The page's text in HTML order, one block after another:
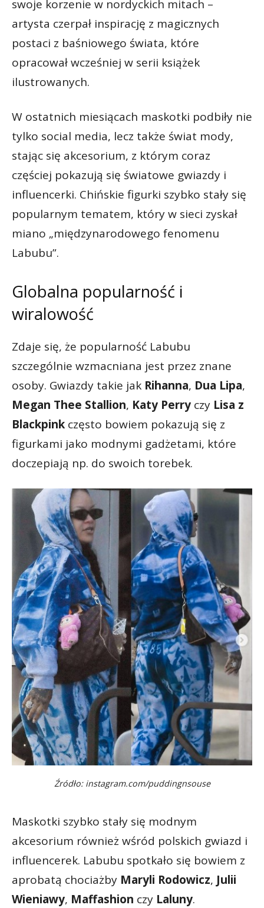
swoje korzenie w nordyckich mitach –
artysta czerpał inspirację z magicznych
postaci z baśniowego świata, które
opracował wcześniej w serii książek
ilustrowanych.
W ostatnich miesiącach maskotki podbiły nie
tylko social media, lecz także świat mody,
stając się akcesorium, z którym coraz
częściej pokazują się światowe gwiazdy i
influencerki. Chińskie figurki szybko stały się
popularnym tematem, który w sieci zyskał
miano „międzynarodowego fenomenu
Labubu”.
Globalna popularność i
wiralowość
Zdaje się, że popularność Labubu
szczególnie wzmacniana jest przez znane
osoby. Gwiazdy takie jak Rihanna, Dua Lipa,
Megan Thee Stallion, Katy Perry czy Lisa z
Blackpink często bowiem pokazują się z
figurkami jako modnymi gadżetami, które
doczepiają np. do swoich torebek.
Źródło: instagram.com/puddingnsouse
Maskotki szybko stały się modnym
akcesorium również wśród polskich gwiazd i
influencerek. Labubu spotkało się bowiem z
aprobatą chociażby Maryli Rodowicz, Julii
Wieniawy, Maffashion czy Laluny.